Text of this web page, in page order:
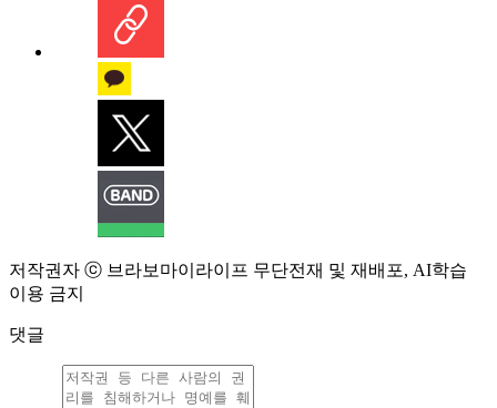
저작권자 ⓒ 브라보마이라이프 무단전재 및 재배포, AI학습
이용 금지
댓글